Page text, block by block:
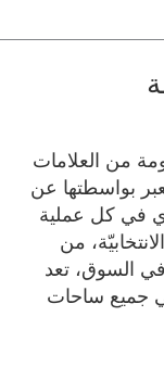
من العلامات
بواسطتها عن
في كل عملية
من
في السوق، تعد
جميع ساحات